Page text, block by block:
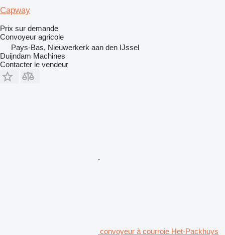
Capway
Prix sur demande
Convoyeur agricole
Pays-Bas, Nieuwerkerk aan den IJssel
Duijndam Machines
Contacter le vendeur
convoyeur à courroie Het-Packhuys